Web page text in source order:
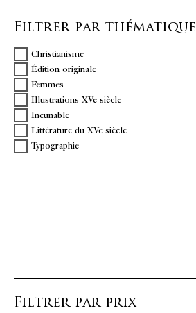
Filtrer par thématique
Christianisme
Édition originale
Femmes
Illustrations XVe siècle
Incunable
Littérature du XVe siècle
Typographie
Filtrer par prix